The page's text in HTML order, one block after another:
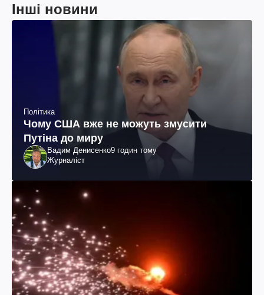
Інші новини
Політика
Чому США вже не можуть змусити
Путіна до миру
Вадим Денисенко9 годин тому
Журналіст